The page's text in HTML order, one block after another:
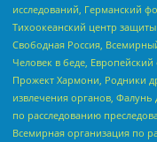
исследований, Германский
Тихоокеанский центр
Свободная Россия,
Человек в беде,
Прожект Хармони, Родники
извлечения органов,
по расследованию
Всемирная организация по